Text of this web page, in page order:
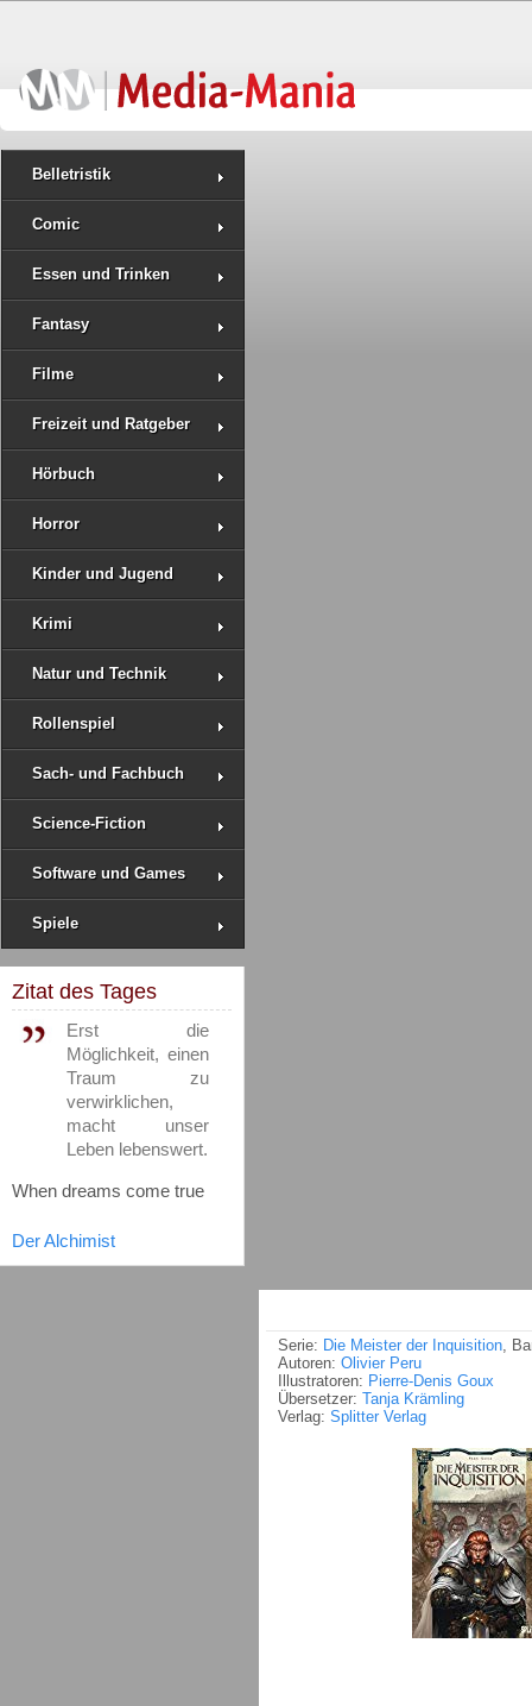
Belletristik
Comic
Essen und Trinken
Fantasy
Filme
Freizeit und Ratgeber
Hörbuch
Horror
Kinder und Jugend
Krimi
Natur und Technik
Rollenspiel
Sach- und Fachbuch
Science-Fiction
Software und Games
Spiele
Zitat des Tages
Erst die
Möglichkeit, einen
Traum zu
verwirklichen,
macht unser
Leben lebenswert.
When dreams come true
Der Alchimist
Serie: Die Meister der Inquisition,
Autoren: Olivier Peru
Illustratoren: Pierre-Denis Goux
Übersetzer: Tanja Krämling
Verlag: Splitter Verlag